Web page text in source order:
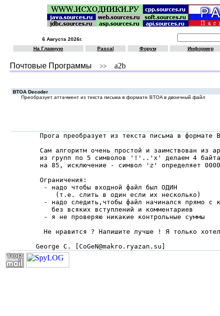
6 Августа 2026г.
На Главную
Pascal Форум Информер
Почтовые Программы >> a2b
BTOA Decoder
Преобразует аттачмент из текста письма в формате BTOA в двоичный файл
Прога преобразует из текста письма в формате
Сам алгоритм очень простой и заимствован из
из групп по 5 символов '!'..'x' делаем 4 байта
на 85, исключение - символ 'z' определяет
Ограничения:
  - надо чтобы входной файл был ОДИН
     (т.е. слить в один если их несколько)
- надо следить,чтобы файл начинался прямо с
    без всяких вступлений и комментариев
  - я не проверяю никакие контрольные суммы
Не нравится ? Напишите лучше ! Я только
George C. [CoGeN@makro.ryazan.su]